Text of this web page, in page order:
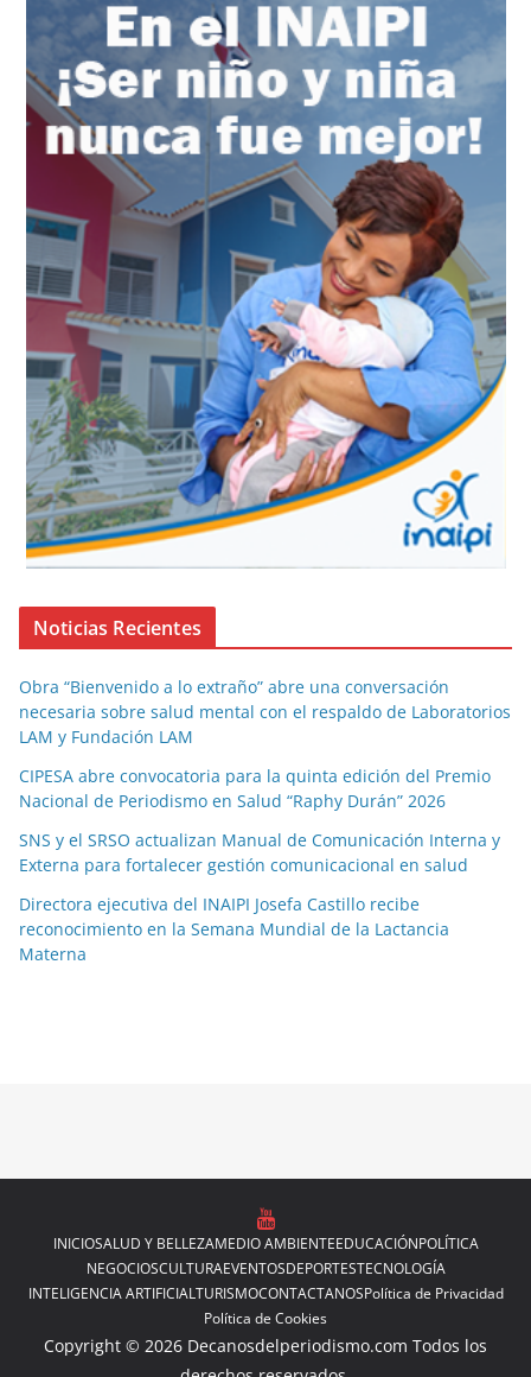
Noticias Recientes
Obra “Bienvenido a lo extraño” abre una conversación
necesaria sobre salud mental con el respaldo de Laboratorios
LAM y Fundación LAM
CIPESA abre convocatoria para la quinta edición del Premio
Nacional de Periodismo en Salud “Raphy Durán” 2026
SNS y el SRSO actualizan Manual de Comunicación Interna y
Externa para fortalecer gestión comunicacional en salud
Directora ejecutiva del INAIPI Josefa Castillo recibe
reconocimiento en la Semana Mundial de la Lactancia
Materna
INICIOSALUD Y BELLEZAMEDIO AMBIENTEEDUCACIÓNPOLÍTICA
NEGOCIOSCULTURAEVENTOSDEPORTESTECNOLOGÍA
INTELIGENCIA ARTIFICIALTURISMOCONTACTANOSPolítica de Privacidad
Política de Cookies
Copyright © 2026 Decanosdelperiodismo.com Todos los